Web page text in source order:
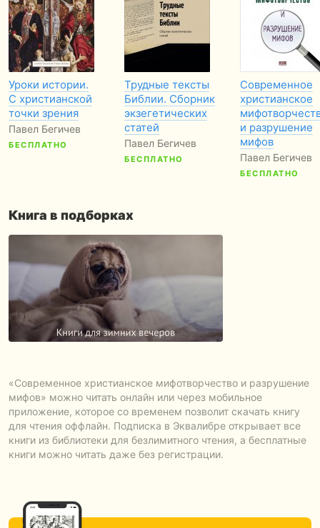
Уроки истории.
С христианской
точки зрения
Павел Бегичев
БЕСПЛАТНО
Трудные тексты
Библии. Сборник
экзегетических
статей
Павел Бегичев
БЕСПЛАТНО
Современное
христианское
и разрушение
мифов
Павел Бегичев
БЕСПЛАТНО
Книга в подборках
«Современное христианское мифотворчество и разрушение
мифов» можно читать онлайн или через мобильное
приложение, которое со временем позволит скачать книгу
для чтения оффлайн. Подписка в Эквалибре открывает все
книги из библиотеки для безлимитного чтения, а бесплатные
книги можно читать даже без регистрации.